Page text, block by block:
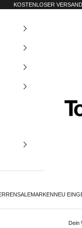
KOSTENLOSER
SALEMARKEN NEU
Dein